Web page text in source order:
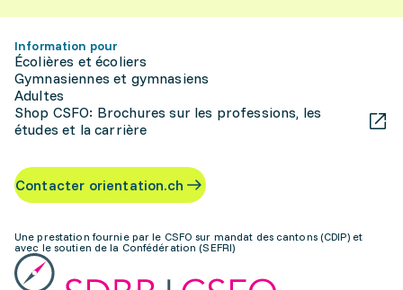
Information pour
Écolières et écoliers
Gymnasiennes et gymnasiens
Adultes
Shop CSFO: Brochures sur les professions, les
études et la carrière
Contacter orientation.ch
Une prestation fournie par le CSFO sur mandat des cantons (CDIP) et
avec le soutien de la Confédération (SEFRI)